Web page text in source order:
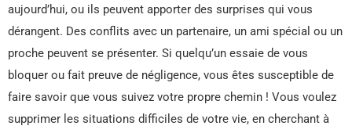
aujourd’hui, ou ils peuvent apporter des surprises qui vous
dérangent. Des conflits avec un partenaire, un ami spécial ou un
proche peuvent se présenter. Si quelqu’un essaie de vous
bloquer ou fait preuve de négligence, vous êtes susceptible de
faire savoir que vous suivez votre propre chemin ! Vous voulez
supprimer les situations difficiles de votre vie, en cherchant à